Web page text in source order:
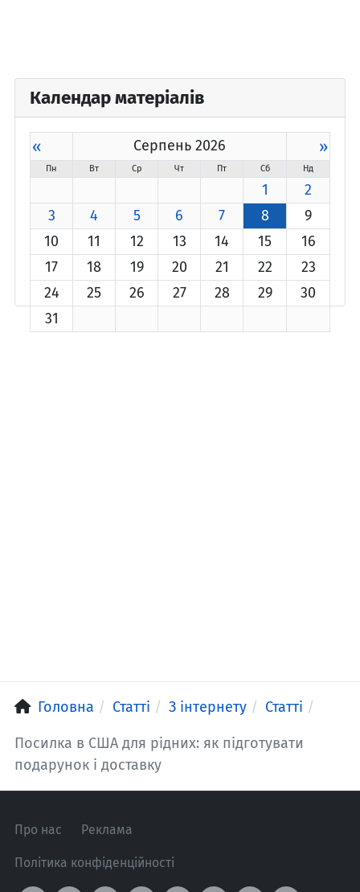
Календар матеріалів
« Серпень 2026 »
Пн Вт Ср Чт Пт Сб Нд
1
2
3
4 5 6 7 8
9
10
11 12 13 14 15
16
17
18 19 20 21 22
23
24
25 26 27 28 29
30
31
Головна Статті З інтернету Статті
Посилка в США для рідних: як підготувати
подарунок і доставку
Про нас Реклама
Політика конфіденційності